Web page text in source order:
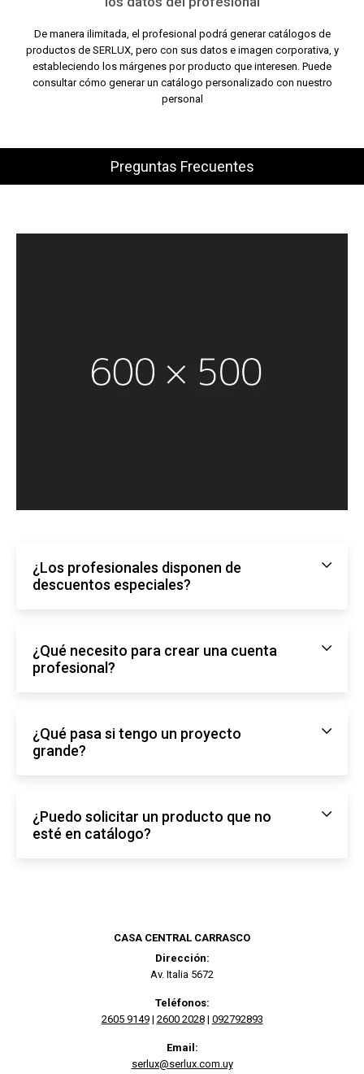
De manera ilimitada, el profesional podrá generar catálogos de
productos de SERLUX, pero con sus datos e imagen corporativa, y
estableciendo los márgenes por producto que interesen. Puede
consultar cómo generar un catálogo personalizado con nuestro
personal
Preguntas Frecuentes
¿Los profesionales disponen de
descuentos especiales?
¿Qué necesito para crear una cuenta
profesional?
¿Qué pasa si tengo un proyecto
grande?
¿Puedo solicitar un producto que no
esté en catálogo?
CASA CENTRAL CARRASCO
Dirección:
Av. Italia 5672
Teléfonos:
2605 9149| 2600 2028| 092792893
Email:
serlux@serlux.com.uy